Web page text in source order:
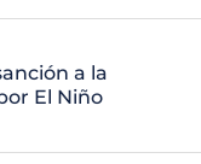
a la
El Niño